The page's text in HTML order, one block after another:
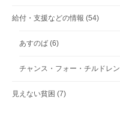
給付・支援などの情報 (54)
あすのば (6)
チャンス・フォー・チルドレン
見えない貧困 (7)